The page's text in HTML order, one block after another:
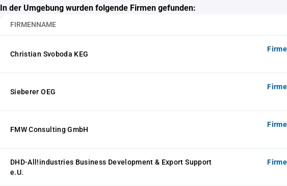
In der Umgebung wurden folgende Firmen gefunden:
FIRMENNAME
Christian Svoboda KEG
Sieberer OEG
FMW Consulting GmbH
DHD-All!industries Business Development & Export Support
e.U.